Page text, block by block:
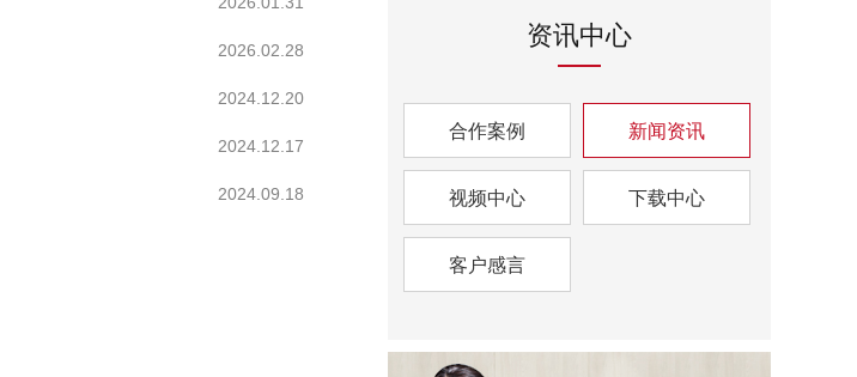
2026.02.28
2024.12.20
2024.12.17
2024.09.18
资讯中心
合作案例 新闻资讯
视频中心 下载中心
客户感言